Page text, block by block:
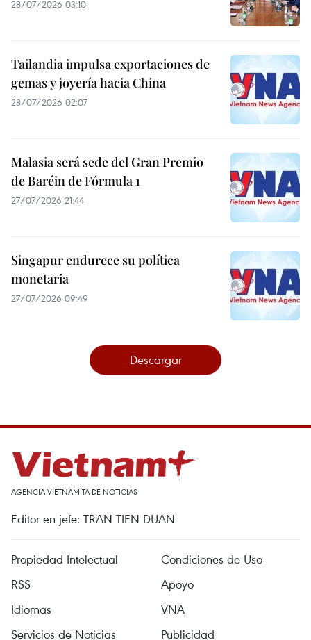
28/07/2026 03:10
Tailandia impulsa exportaciones de
gemas y joyería hacia China
28/07/2026 02:07
Malasia será sede del Gran Premio
de Baréin de Fórmula 1
27/07/2026 21:44
Singapur endurece su política
monetaria
27/07/2026 09:49
Descargar
AGENCIA VIETNAMITA DE NOTICIAS
Editor en jefe: TRAN TIEN DUAN
Propiedad Intelectual
Condiciones de Uso
RSS
Apoyo
Idiomas
VNA
Servicios de Noticias
Publicidad